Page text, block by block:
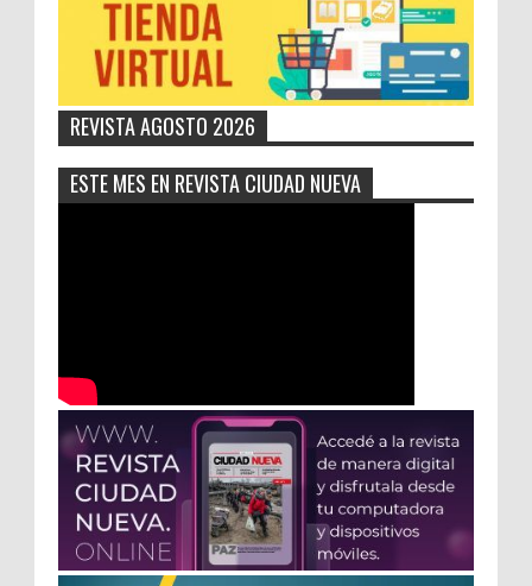
REVISTA AGOSTO 2026
ESTE MES EN REVISTA CIUDAD NUEVA